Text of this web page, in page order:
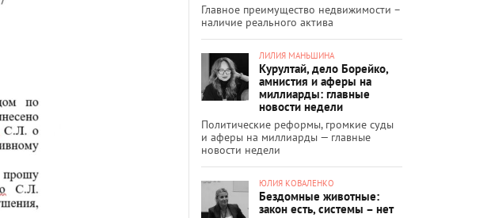
Главное преимущество недвижимости –
наличие реального актива
ЛИЛИЯ МАНЬШИНА
Курултай, дело Борейко,
амнистия и аферы на
миллиарды: главные
новости недели
Политические реформы, громкие суды
и аферы на миллиарды — главные
новости недели
ЮЛИЯ КОВАЛЕНКО
Бездомные животные:
закон есть, системы – нет